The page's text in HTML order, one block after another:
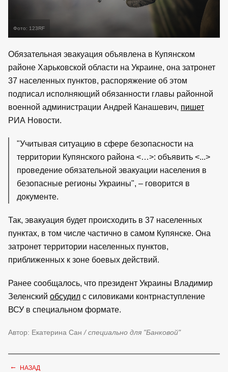
Фото: 123RF
Обязательная эвакуация объявлена в Купянском
районе Харьковской области на Украине, она затронет
37 населенных пунктов, распоряжение об этом
подписал исполняющий обязанности главы районной
военной администрации Андрей Канашевич, пишет
РИА Новости.
"Учитывая ситуацию в сфере безопасности на
территории Купянского района <…>: объявить <...>
проведение обязательной эвакуации населения в
безопасные регионы Украины", – говорится в
документе.
Так, эвакуация будет происходить в 37 населенных
пунктах, в том числе частично в самом Купянске. Она
затронет территории населенных пунктов,
приближенных к зоне боевых действий.
Ранее сообщалось, что президент Украины Владимир
Зеленский обсудил с силовиками контрнаступление
ВСУ в специальном формате.
Автор: Екатерина Сан / специально для "Банковой"
← НАЗАД